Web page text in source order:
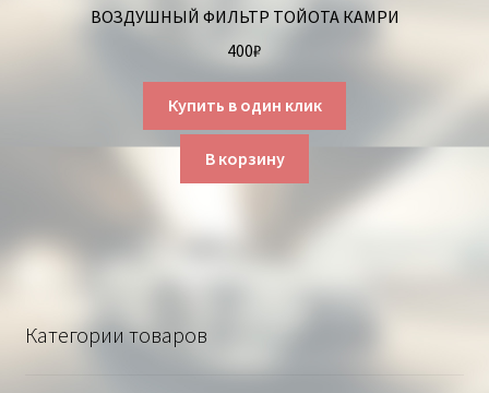
ВОЗДУШНЫЙ ФИЛЬТР ТОЙОТА КАМРИ
400₽
Купить в один клик
В корзину
Категории товаров